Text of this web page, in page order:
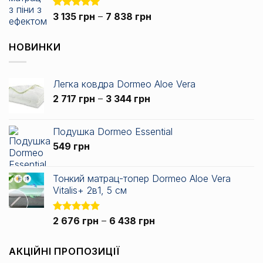
Оцінено в
з 5
3 135 грн – 7 838 грн
до
7
НОВИНКИ
Легка ковдра Dormeo Aloe Vera
2 717 грн – 3 344 грн
2
344 грн
Подушка Dormeo Essential
549 грн
Тонкий матрац-топер Dormeo Aloe Vera
Vitalis+ 2в1, 5 см
Оцінено в
2 676 грн – 6 438 грн
АКЦІЙНІ ПРОПОЗИЦІЇ